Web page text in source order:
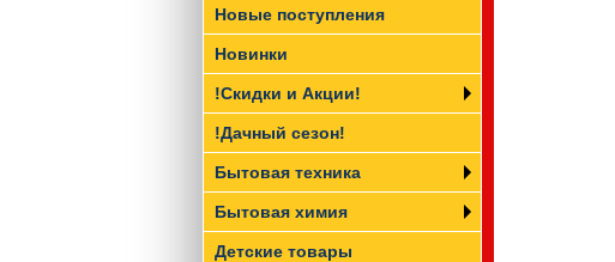
Новые поступления
Новинки
!Скидки и Акции!
!Дачный сезон!
Бытовая техника
Бытовая химия
Детские товары